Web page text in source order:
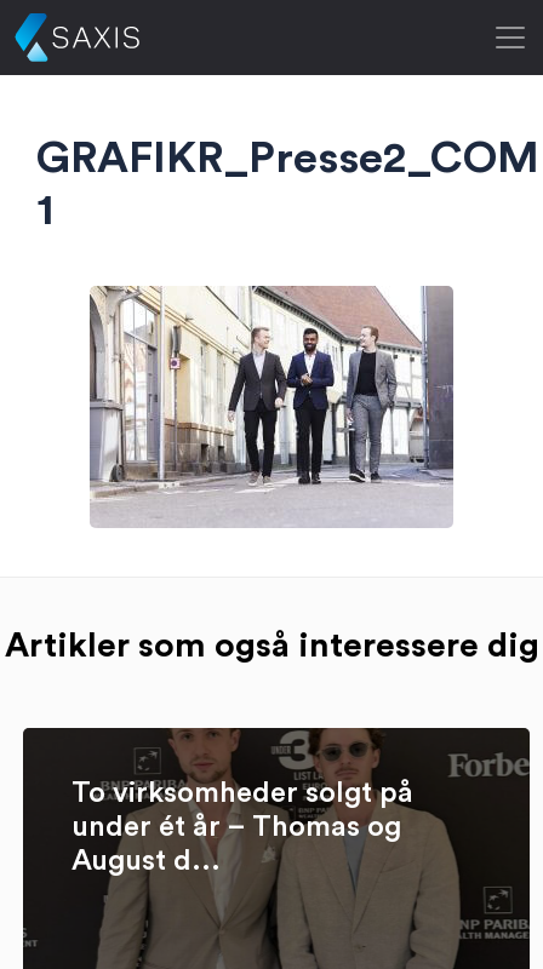
1
Artikler som også interessere dig
To virksomheder solgt på
under ét år – Thomas og
August d...